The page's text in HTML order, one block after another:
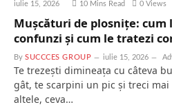
iulie 15, 2026 10 Mins Read 0 Views
Mușcături de plosnițe: cum
confunzi și cum le tratezi
By SUCCCES GROUP iulie 15, 2026
Te trezești dimineața cu câteva
gât, te scarpini un pic și treci
altele, ceva…